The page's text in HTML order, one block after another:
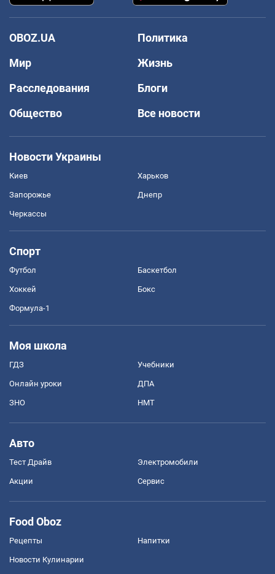
OBOZ.UA
Политика
Мир
Жизнь
Расследования
Блоги
Общество
Все новости
Новости Украины
Киев Харьков
Запорожье Днепр
Черкассы
Спорт
Футбол Баскетбол
Хоккей Бокс
Формула-1
Моя школа
ГДЗ Учебники
Онлайн уроки ДПА
ЗНО НМТ
Авто
Тест Драйв Электромобили
Акции Сервис
Food Oboz
Рецепты Напитки
Новости Кулинарии